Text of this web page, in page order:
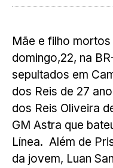
Mãe e filho
domingo,22, na
sepultados em
dos Reis de 27
dos Reis Oliveira
GM Astra que
Línea. Além de
da jovem, Luan